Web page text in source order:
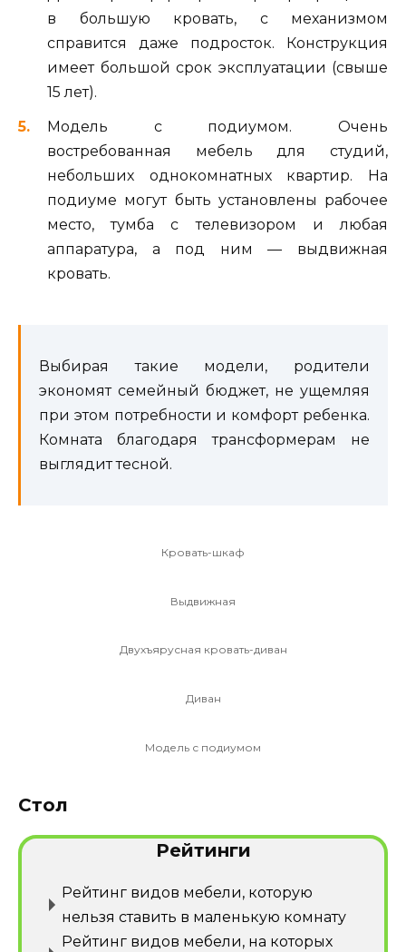
в большую кровать, с механизмом
справится даже подросток. Конструкция
имеет большой срок эксплуатации (свыше
15 лет).
Модель с подиумом. Очень
востребованная мебель для студий,
небольших однокомнатных квартир. На
подиуме могут быть установлены рабочее
место, тумба с телевизором и любая
аппаратура, а под ним — выдвижная
кровать.
Выбирая такие модели, родители
экономят семейный бюджет, не ущемляя
при этом потребности и комфорт ребенка.
Комната благодаря трансформерам не
выглядит тесной.
Кровать-шкаф
Выдвижная
Двухъярусная кровать-диван
Диван
Модель с подиумом
Стол
Рейтинги
Рейтинг видов мебели, которую
нельзя ставить в маленькую комнату
Рейтинг видов мебели, на которых